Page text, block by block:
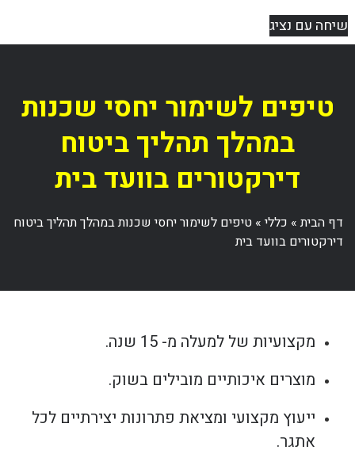
שיחה עם נציג
טיפים לשימור יחסי שכנות
במהלך תהליך ביטוח
דירקטורים בוועד בית
דף הבית» כללי» טיפים לשימור יחסי שכנות במהלך תהליך ביטוח
דירקטורים בוועד בית
מקצועיות של למעלה מ- 15 שנה.
מוצרים איכותיים מובילים בשוק.
ייעוץ מקצועי ומציאת פתרונות יצירתיים לכל
אתגר.